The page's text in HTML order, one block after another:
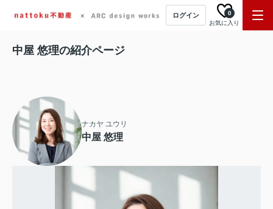
ログイン
お気に入り
0
中屋 悠理の紹介ページ
ナカヤ ユウリ
中屋 悠理